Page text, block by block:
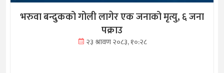
भरुवा बन्दुकको गोली लागेर एक जनाको मृत्यु, ६ जना
पक्राउ
२३ श्रावण २०८३, १०:२८